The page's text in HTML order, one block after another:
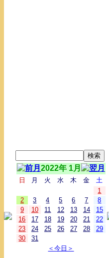
2022年 1月
日 月 火 水 木 金
土
1
2
3 4 5 6 7
8
9
10 11 12 13 14
15
16
17 18 19 20 21
22
23
24 25 26 27 28
29
30
31
＜今日＞